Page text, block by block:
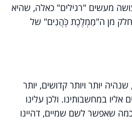
מעשים "רגילים" כאלה, שהיא
מן ה"מַמְלֶכֶת כֹּֽהֲנִים" של
יותר ויותר קדושים, יותר
אליו במחשבותינו. ולכן עלינו
שאפשר לשם שמיים, דהיינו